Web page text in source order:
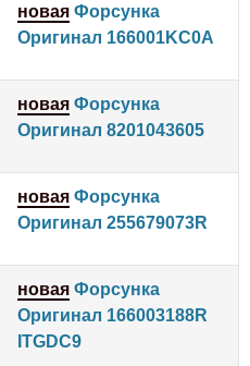
новая Форсунка
Оригинал 166001KC0A
новая Форсунка
Оригинал 8201043605
новая Форсунка
Оригинал 255679073R
новая Форсунка
Оригинал 166003188R
ITGDC9